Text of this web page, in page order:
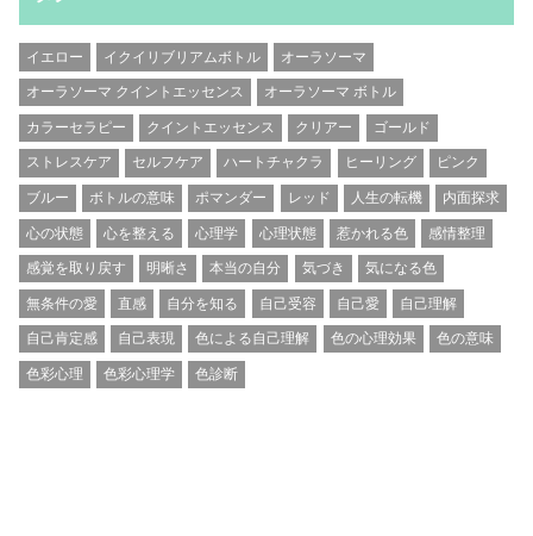
イエロー イクイリブリアムボトル オーラソーマ
オーラソーマ クイントエッセンス オーラソーマ ボトル
カラーセラピー クイントエッセンス クリアー ゴールド
ストレスケア セルフケア ハートチャクラ ヒーリング ピンク
ブルー ボトルの意味 ポマンダー レッド 人生の転機 内面探求
心の状態 心を整える 心理学 心理状態 惹かれる色 感情整理
感覚を取り戻す 明晰さ 本当の自分 気づき 気になる色
無条件の愛 直感 自分を知る 自己受容 自己愛 自己理解
自己肯定感 自己表現 色による自己理解 色の心理効果 色の意味
色彩心理 色彩心理学 色診断